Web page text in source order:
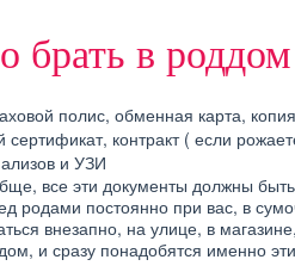
брать в роддом
полис, обменная карта,
контракт ( если
и УЗИ
все эти документы должны
родами постоянно при вас, в
внезапно, на улице, в
и сразу понадобятся именно